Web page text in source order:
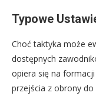
Typowe
Choć taktyka może
dostępnych
opiera się na
przejścia z obrony